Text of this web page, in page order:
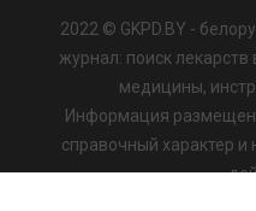
2022 © GKPD.BY -
журнал: поиск лекарств
медицины,
Информация
справочный характер и